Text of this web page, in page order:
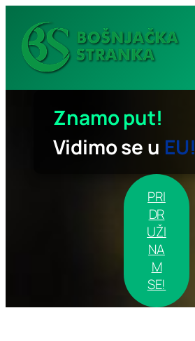
sadržaj
Znamo put!
Vidimo se u EU!
PRI
DR
UŽI
NA
M
SE!